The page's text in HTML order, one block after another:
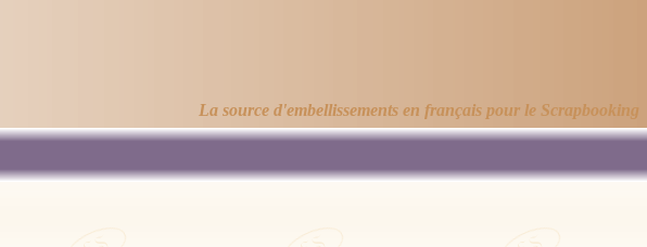
La source d'embellissements en français pour le Scrapbooking